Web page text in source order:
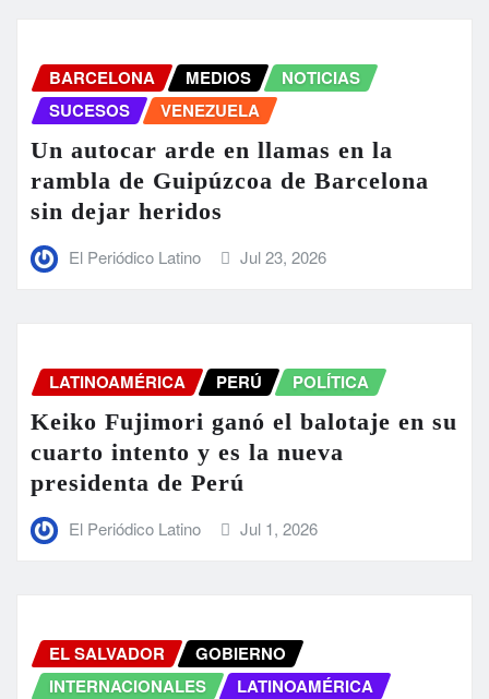
BARCELONA MEDIOS
NOTICIAS
SUCESOS
VENEZUELA
Un autocar arde en llamas en la
rambla de Guipúzcoa de Barcelona
sin dejar heridos
El Periódico Latino Jul 23, 2026
LATINOAMÉRICA PERÚ POLÍTICA
Keiko Fujimori ganó el balotaje en su
cuarto intento y es la nueva
presidenta de Perú
El Periódico Latino Jul 1, 2026
EL SALVADOR
GOBIERNO
INTERNACIONALES
LATINOAMÉRICA